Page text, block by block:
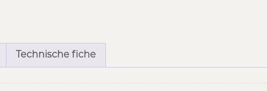
Technische fiche